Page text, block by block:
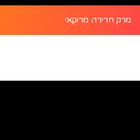
מרק חרירה מרוקאי